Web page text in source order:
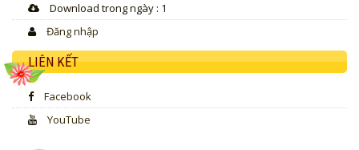
Download trong ngày : 1
Đăng nhập
LIÊN KẾT
Facebook
YouTube